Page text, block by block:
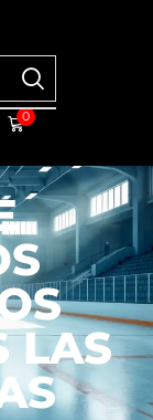
0
LAS